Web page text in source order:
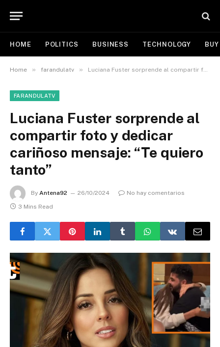
HOME POLITICS BUSINESS TECHNOLOGY
Home » farandulatv » Luciana Fuster sorprende al compartir foto y dedicar cariñoso mensaje: “Te quiero tanto”
FARANDULATV
Luciana Fuster sorprende al
compartir foto y dedicar
cariñoso mensaje: “Te quiero
tanto”
By Antena92 26/10/2024
No hay comentarios
3 Mins Read